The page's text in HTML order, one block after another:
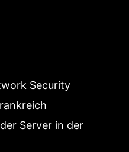
Security
Server in der